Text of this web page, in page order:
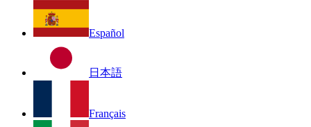
Español
日本語
Français